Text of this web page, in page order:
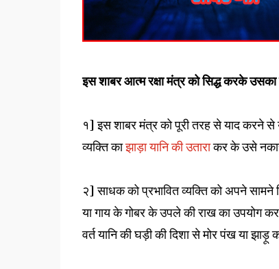
इस शाबर आत्म रक्षा मंत्र को सिद्ध करके
१] इस शाबर मंत्र को पूरी तरह से याद करने से
व्यक्ति काझाड़ा यानि की उताराकर के उसे
२] साधक को प्रभावित व्यक्ति को अपने
या गाय के गोबर के उपले की राख का उपयोग
वर्त यानि की घड़ी की दिशा से मोर पंख या झाड़ू